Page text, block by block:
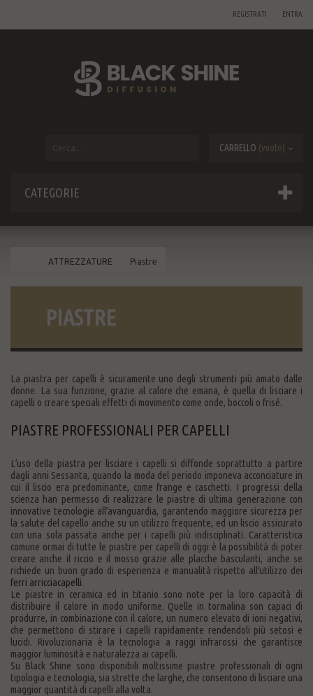
ENTRA
REGISTRATI
CARRELLO (vuoto)
CATEGORIE
ATTREZZATURE Piastre
PIASTRE
La piastra per capelli è sicuramente uno degli strumenti più amato dalle
donne. La sua funzione, grazie al calore che emana, è quella di lisciare i
capelli o creare speciali effetti di movimento come onde, boccoli o frisé.
PIASTRE PROFESSIONALI PER CAPELLI
L’uso della piastra per lisciare i capelli si diffonde soprattutto a partire
dagli anni Sessanta, quando la moda del periodo imponeva acconciature in
cui il liscio era predominante, come frange e caschetti. I progressi della
scienza han permesso di realizzare le piastre di ultima generazione con
innovative tecnologie all’avanguardia, garantendo maggiore sicurezza per
la salute del capello anche su un utilizzo frequente, ed un liscio assicurato
con una sola passata anche per i capelli più indisciplinati. Caratteristica
comune ormai di tutte le piastre per capelli di oggi è la possibilità di poter
creare anche il riccio e il mosso grazie alle placche basculanti, anche se
richiede un buon grado di esperienza e manualità rispetto all'utilizzo dei
ferri arricciacapelli.
Le piastre in ceramica ed in titanio sono note per la loro capacità di
distribuire il calore in modo uniforme. Quelle in tormalina son capaci di
produrre, in combinazione con il calore, un numero elevato di ioni negativi,
che permettono di stirare i capelli rapidamente rendendoli più setosi e
lucidi. Rivoluzionaria è la tecnologia a raggi infrarossi che garantisce
maggior luminosità e naturalezza ai capelli.
Su Black Shine sono disponibili moltissime piastre professionali di ogni
tipologia e tecnologia, sia strette che larghe, che consentono di lisciare una
maggior quantità di capelli alla volta.